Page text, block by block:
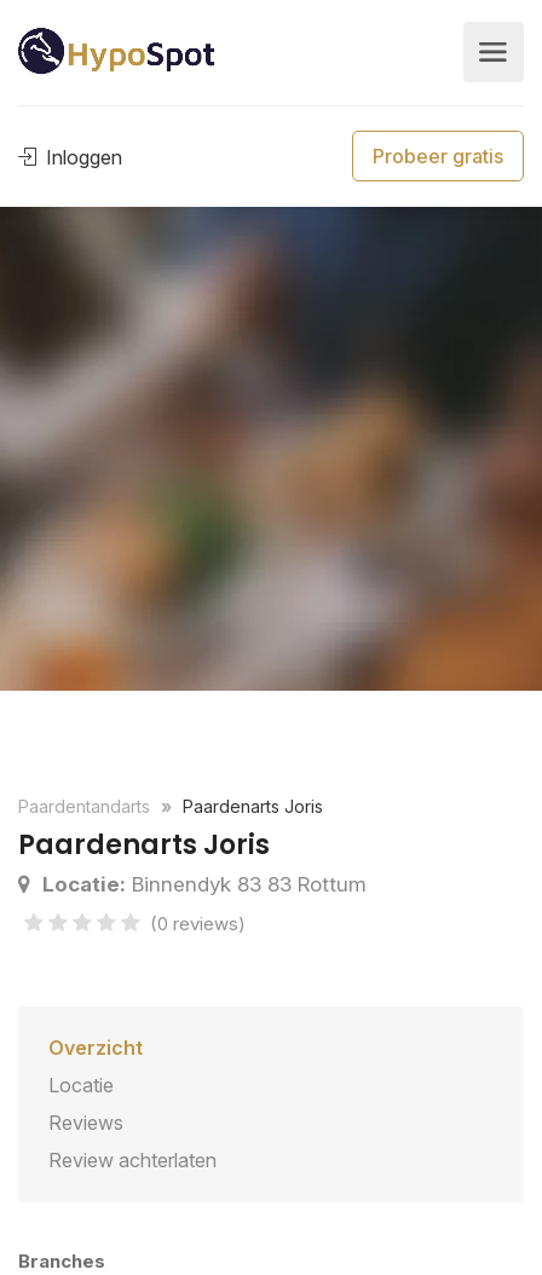
Inloggen Probeer gratis
Paardentandarts Paardenarts Joris
Paardenarts Joris
Locatie: Binnendyk 83 83 Rottum
(0 reviews)
Overzicht
Locatie
Reviews
Review achterlaten
Branches